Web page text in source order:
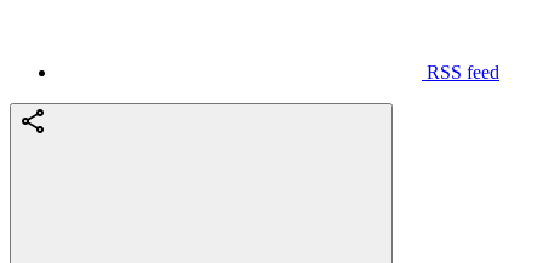
RSS feed